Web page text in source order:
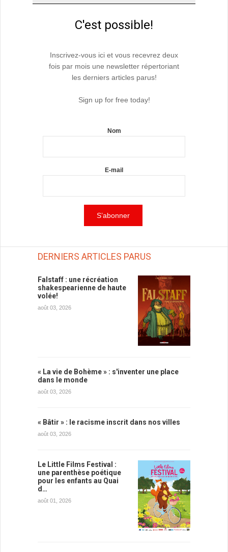
C'est possible!
Inscrivez-vous ici et vous recevrez deux
fois par mois une newsletter répertoriant
les derniers articles parus!
Sign up for free today!
Nom
E-mail
DERNIERS ARTICLES PARUS
Falstaff : une récréation
shakespearienne de haute
volée!
août 03, 2026
« La vie de Bohème » : s'inventer une place
dans le monde
août 03, 2026
« Bâtir » : le racisme inscrit dans nos villes
août 03, 2026
Le Little Films Festival :
une parenthèse poétique
pour les enfants au Quai
d…
août 01, 2026